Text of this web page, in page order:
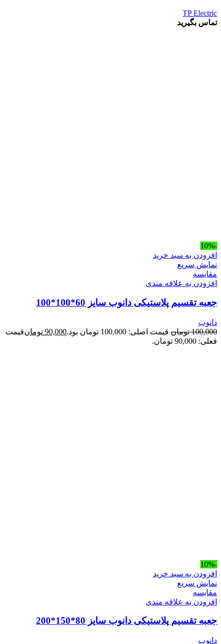
TP Electric
تماس بگیرید
-10%
افزودن به سبد خرید
نمایش سریع
مقايسه
افزودن به علاقه مندی
جعبه تقسیم پلاستیکی دانوب سایز 60*100*100
دانوب
100,000 تومان قیمت اصلی: 100,000 تومان بود. 90,000 تومانقیمت
فعلی: 90,000 تومان.
-10%
افزودن به سبد خرید
نمایش سریع
مقايسه
افزودن به علاقه مندی
جعبه تقسیم پلاستیکی دانوب سایز 80*150*200
دانوب